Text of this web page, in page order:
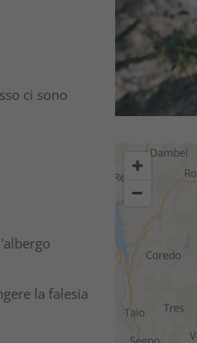
ci sono
la falesia